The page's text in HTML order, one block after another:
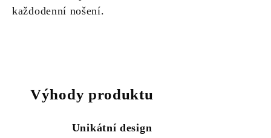
každodenní nošení.
Výhody produktu
Unikátní design